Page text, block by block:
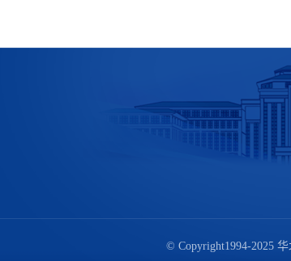
© Copyright1994-2025